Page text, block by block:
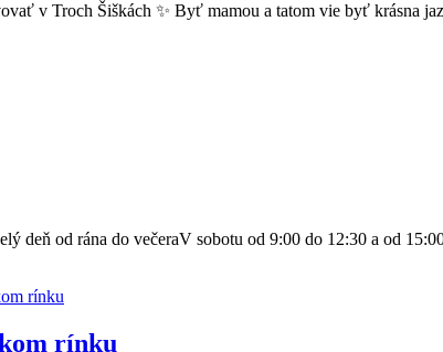
v Troch Šiškách ✨ Byť mamou a tatom vie byť krásna
deň od rána do večeraV sobotu od 9:00 do 12:30 a od
rínku